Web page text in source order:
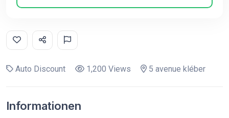
Auto Discount 1,200 Views 5 avenue kléber
Informationen